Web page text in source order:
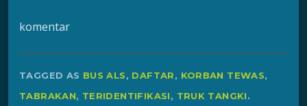
komentar
TAGGED AS BUS ALS, DAFTAR, KORBAN TEWAS,
TABRAKAN, TERIDENTIFIKASI, TRUK TANGKI.